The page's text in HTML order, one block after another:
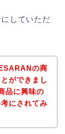
していただ
の商
ができまし
品に興味の
にされてみ